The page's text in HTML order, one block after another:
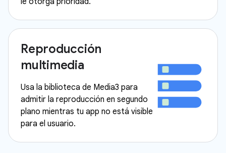
Reproducción
multimedia
Usa la biblioteca de Media3 para
admitir la reproducción en segundo
plano mientras tu app no está visible
para el usuario.